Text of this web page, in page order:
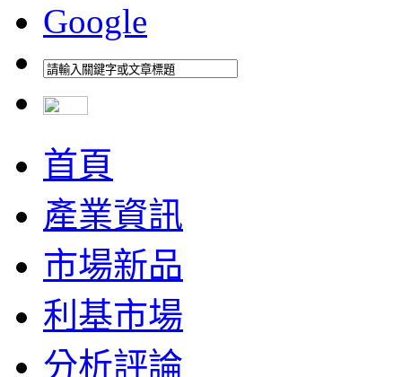
Google
首頁
產業資訊
市場新品
利基市場
分析評論